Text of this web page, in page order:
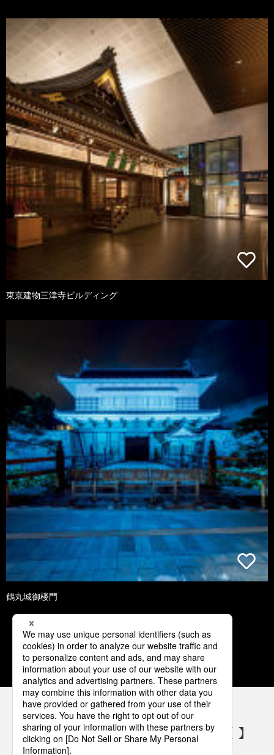
東京建物三津寺ビルディング
鶴丸城御楼門
1 2 3 4 5
パナソニックの電気設備 SNSアカウント